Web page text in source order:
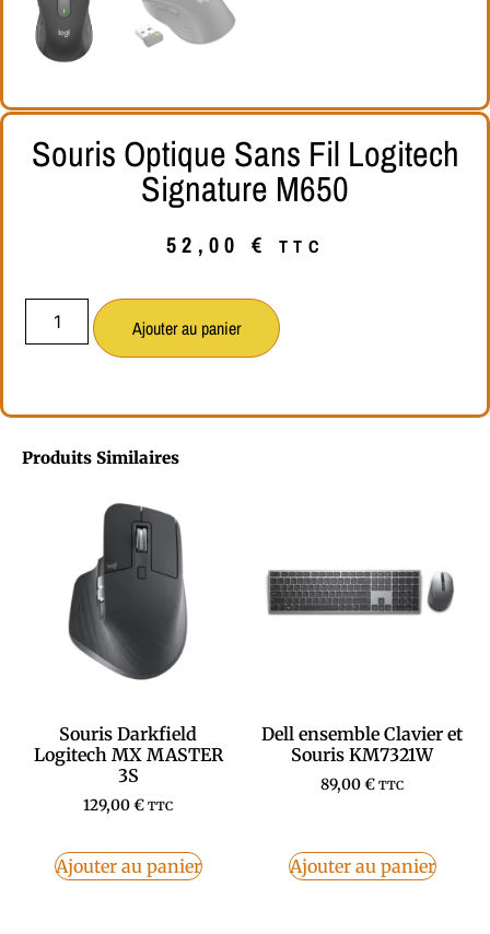
Souris Optique Sans Fil Logitech
Signature M650
52,00€ TTC
Ajouter au panier
Produits Similaires
Souris Darkfield
Logitech MX MASTER
3S
129,00€ TTC
Ajouter au panier
Dell ensemble Clavier et
Souris KM7321W
89,00€ TTC
Ajouter au panier